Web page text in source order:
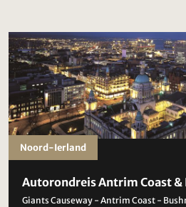
Autorondreis Antrim Coast
Giants Causeway - Antrim Coast -
Noord-Ierland